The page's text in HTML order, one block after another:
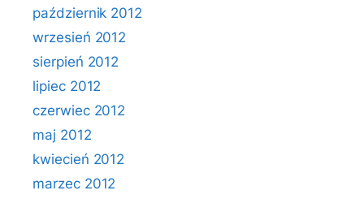
październik 2012
wrzesień 2012
sierpień 2012
lipiec 2012
czerwiec 2012
maj 2012
kwiecień 2012
marzec 2012